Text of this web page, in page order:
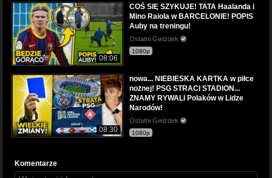
08:06
COŚ SIĘ SZYKUJE! TATA Haalanda i
Mino Raiola w BARCELONIE! POPIS
Auby na treningu!
Ostatni Gwizdek
1080p
08:30
nowa... NIEBIESKA KARTKA w piłce
nożnej! PSG STRACI STADION...
ZNAMY RYWALI Polaków w Lidze
Narodów!
Ostatni Gwizdek
1080p
Komentarze